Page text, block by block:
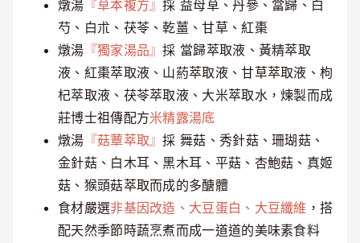
燉湯 『草本複方』採 益母草、丹參、當歸、白
芍、白朮、茯苓、乾薑、甘草、紅棗
燉湯 『獨家湯品』採 當歸萃取液、黃精萃取
液、紅棗萃取液、山葯萃取液、甘草萃取液、枸
杞萃取液、茯苓萃取液、大米萃取水，煉製而成
莊博士祖傳配方米精露湯底
燉湯 『菇蕈萃取』採 舞菇、秀針菇、珊瑚菇、
金針菇、白木耳、黑木耳、平菇、杏鮑菇、真姬
菇、猴頭菇萃取而成的多醣體
食材嚴選非基因改造、大豆蛋白、大豆纖維 ，搭
配天然季節時蔬烹煮而成一道道的美味素食料